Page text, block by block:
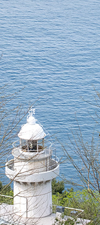
bizikidetza